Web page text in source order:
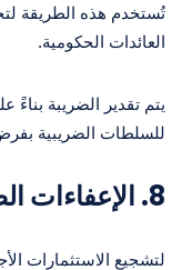
تُستخدم هذه الطريقة
العائدات الحكومية.
يتم تقدير الضريبة بناءً
للسلطات الضريبية
8. الإعفاءات
لتشجيع الاستثمارات